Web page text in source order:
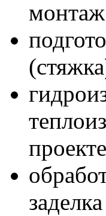
монтаж